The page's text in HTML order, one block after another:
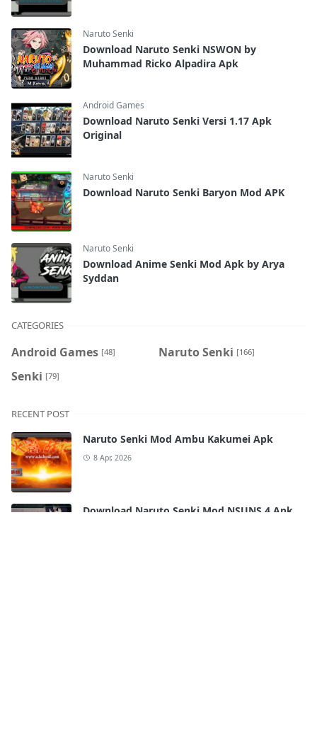
Naruto Senki
Download Naruto Senki NSWON by
Muhammad Ricko Alpadira Apk
Android Games
Download Naruto Senki Versi 1.17 Apk
Original
Naruto Senki
Download Naruto Senki Baryon Mod APK
Naruto Senki
Download Anime Senki Mod Apk by Arya
Syddan
CATEGORIES
Android Games [48] Naruto Senki [166]
Senki [79]
RECENT POST
Naruto Senki Mod Ambu Kakumei Apk
8 Apr, 2026
Download Naruto Senki Mod NSUNS 4 Apk